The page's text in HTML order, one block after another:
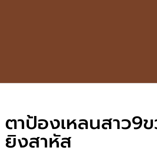
ตาป้องเหลนสาว9
ยิงสาหัส